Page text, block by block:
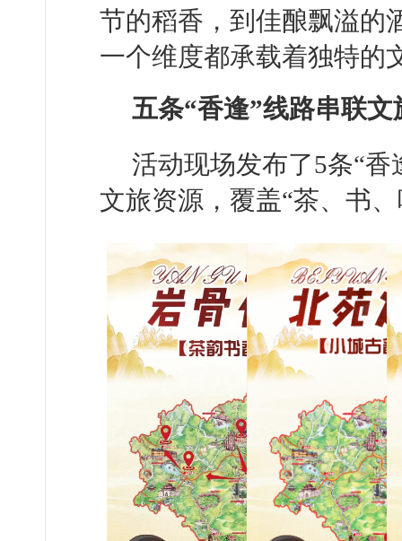
节的稻香，到佳酿飘溢
一个维度都承载着独特的
五条“香逢”线路串联文
活动现场发布了5条“香
文旅资源，覆盖“茶、书